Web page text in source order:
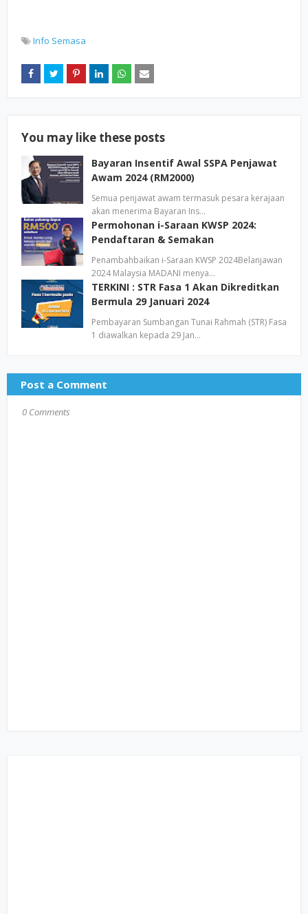
Info Semasa
You may like these posts
Bayaran Insentif Awal SSPA Penjawat
Awam 2024 (RM2000)
Semua penjawat awam termasuk pesara kerajaan
akan menerima Bayaran Ins…
Permohonan i-Saraan KWSP 2024:
Pendaftaran & Semakan
Penambahbaikan i-Saraan KWSP 2024Belanjawan
2024 Malaysia MADANI menya…
TERKINI : STR Fasa 1 Akan Dikreditkan
Bermula 29 Januari 2024
Pembayaran Sumbangan Tunai Rahmah (STR) Fasa
1 diawalkan kepada 29 Jan…
Post a Comment
0 Comments